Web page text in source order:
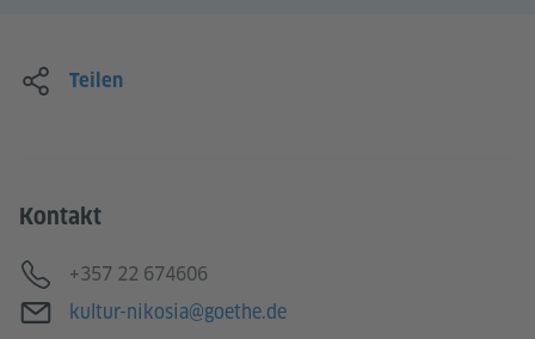
Teilen
Kontakt
Telefon
+357 22 674606
E-Mail
kultur-nikosia@goethe.de